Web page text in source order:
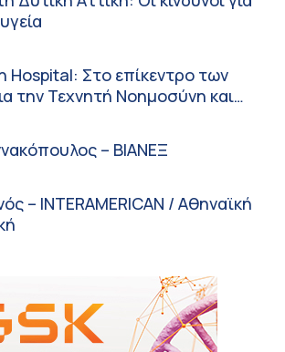
Hospital: Στο επίκεντρο των
– ΒΙΑΝΕΞ
– INTERAMERICAN / Αθηναϊκή
Καρδίτσα ο Υπουργός Υγείας
για την παραλαβή 7
του ΕΚΑΒ και τα εγκαίνια του